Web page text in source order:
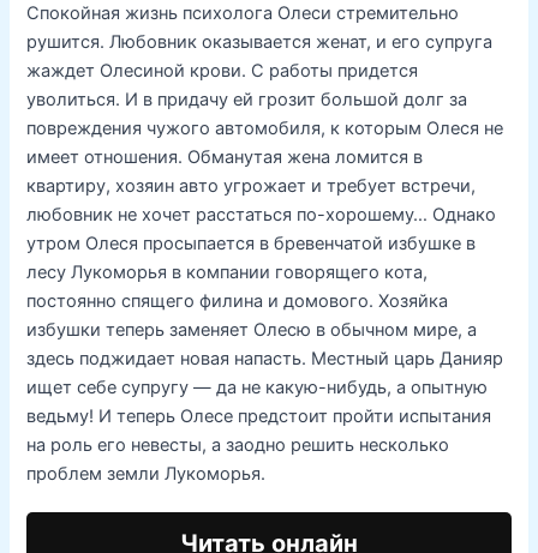
Спокойная жизнь психолога Олеси стремительно
рушится. Любовник оказывается женат, и его супруга
жаждет Олесиной крови. С работы придется
уволиться. И в придачу ей грозит большой долг за
повреждения чужого автомобиля, к которым Олеся не
имеет отношения. Обманутая жена ломится в
квартиру, хозяин авто угрожает и требует встречи,
любовник не хочет расстаться по-хорошему… Однако
утром Олеся просыпается в бревенчатой избушке в
лесу Лукоморья в компании говорящего кота,
постоянно спящего филина и домового. Хозяйка
избушки теперь заменяет Олесю в обычном мире, а
здесь поджидает новая напасть. Местный царь Данияр
ищет себе супругу — да не какую-нибудь, а опытную
ведьму! И теперь Олесе предстоит пройти испытания
на роль его невесты, а заодно решить несколько
проблем земли Лукоморья.
Читать онлайн